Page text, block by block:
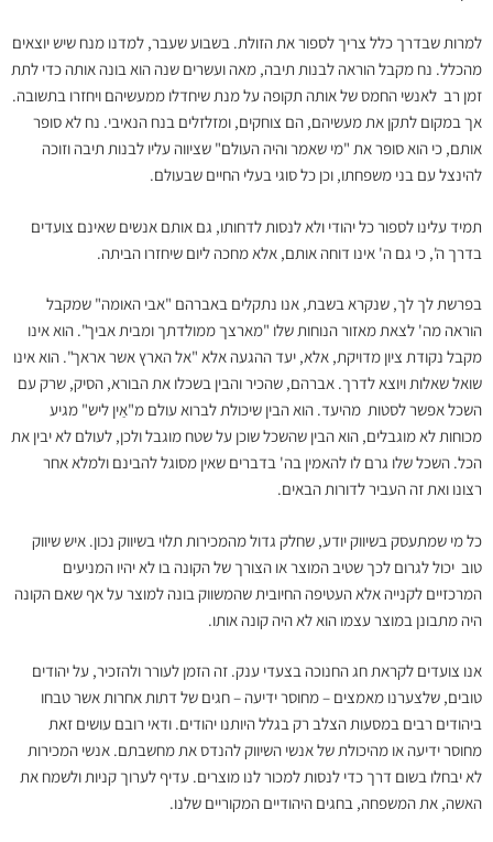
למרות שבדרך כלל צריך לספור את הזולת. בשבוע שעבר, למדנו מנח שיש יוצאים
מהכלל. נח מקבל הוראה לבנות תיבה, מאה ועשרים שנה הוא בונה אותה כדי לתת
זמן רב לאנשי החמס של אותה תקופה על מנת שיחדלו ממעשיהם ויחזרו בתשובה.
אך במקום לתקן את מעשיהם, הם צוחקים, ומזלזלים בנח הנאיבי. נח לא סופר
אותם, כי הוא סופר את "מי שאמר והיה העולם" שציווה עליו לבנות תיבה וזוכה
להינצל עם בני משפחתו, וכן כל סוגי בעלי החיים שבעולם.
תמיד עלינו לספור כל יהודי ולא לנסות לדחותו, גם אותם אנשים שאינם צועדים
בדרך ה', כי גם ה' אינו דוחה אותם, אלא מחכה ליום שיחזרו הביתה.
בפרשת לך לך, שנקרא בשבת, אנו נתקלים באברהם "אבי האומה" שמקבל
הוראה מה' לצאת מאזור הנוחות שלו "מארצך ממולדתך ומבית אביך". הוא אינו
מקבל נקודת ציון מדויקת, אלא, יעד ההגעה אלא "אל הארץ אשר אראך". הוא אינו
שואל שאלות ויוצא לדרך. אברהם, שהכיר והבין בשכלו את הבורא, הסיק, שרק עם
השכל אפשר לסטות מהיעד. הוא הבין שיכולת לברוא עולם מ"אַין ליש" מגיע
מכוחות לא מוגבלים, הוא הבין שהשכל שוכן על שטח מוגבל ולכן, לעולם לא יבין את
הכל. השכל שלו גרם לו להאמין בה' בדברים שאין מסוגל להבינם ולמלא אחר
רצונו ואת זה העביר לדורות הבאים.
כל מי שמתעסק בשיווק יודע, שחלק גדול מהמכירות תלוי בשיווק נכון. איש שיווק
טוב יכול לגרום לכך שטיב המוצר או הצורך של הקונה בו לא יהיו המניעים
המרכזיים לקנייה אלא העטיפה החיובית שהמשווק בונה למוצר על אף שאם הקונה
היה מתבונן במוצר עצמו הוא לא היה קונה אותו.
אנו צועדים לקראת חג החנוכה בצעדי ענק. זה הזמן לעורר ולהזכיר, על יהודים
טובים, שלצערנו מאמצים – מחוסר ידיעה – חגים של דתות אחרות אשר טבחו
ביהודים רבים במסעות הצלב רק בגלל היותנו יהודים. ודאי רובם עושים זאת
מחוסר ידיעה או מהיכולת של אנשי השיווק להנדס את מחשבתם. אנשי המכירות
לא יבחלו בשום דרך כדי לנסות למכור לנו מוצרים. עדיף לערוך קניות ולשמח את
האשה, את המשפחה, בחגים היהודיים המקוריים שלנו.